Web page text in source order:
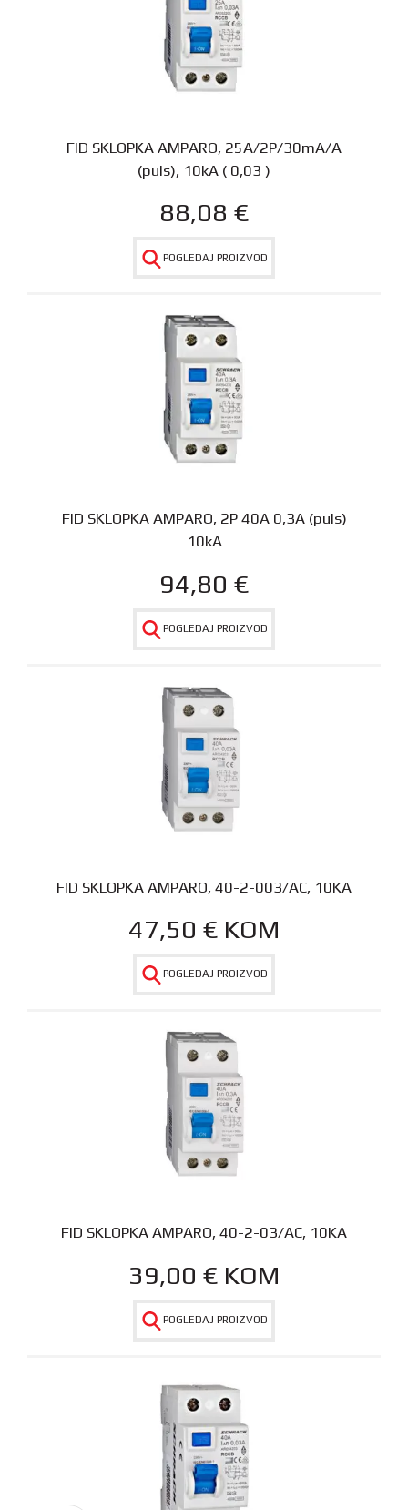
FID SKLOPKA AMPARO, 25A/2P/30mA/A
(puls), 10kA ( 0,03 )
88,08 €
POGLEDAJ PROIZVOD
FID SKLOPKA AMPARO, 2P 40A 0,3A (puls)
10kA
94,80 €
POGLEDAJ PROIZVOD
FID SKLOPKA AMPARO, 40-2-003/AC, 10KA
47,50 € KOM
POGLEDAJ PROIZVOD
FID SKLOPKA AMPARO, 40-2-03/AC, 10KA
39,00 € KOM
POGLEDAJ PROIZVOD